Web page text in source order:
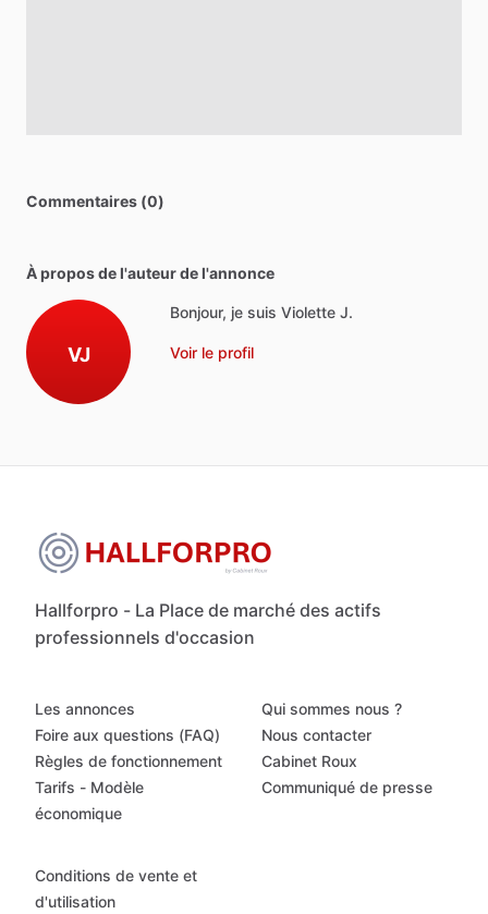
Commentaires (0)
À propos de l'auteur de l'annonce
VJ
Bonjour, je suis Violette J.
Voir le profil
Hallforpro - La Place de marché des actifs
professionnels d'occasion
Les annonces
Foire aux questions (FAQ)
Règles de fonctionnement
Tarifs - Modèle
économique
Qui sommes nous ?
Nous contacter
Cabinet Roux
Communiqué de presse
Conditions de vente et
d'utilisation